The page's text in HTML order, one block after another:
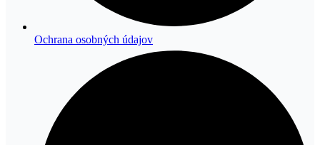
Ochrana osobných údajov